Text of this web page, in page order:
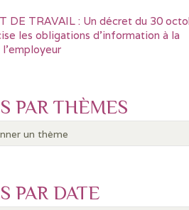
DE TRAVAIL : Un décret du 30
les obligations d’information à la
PAR THÈMES
PAR DATE